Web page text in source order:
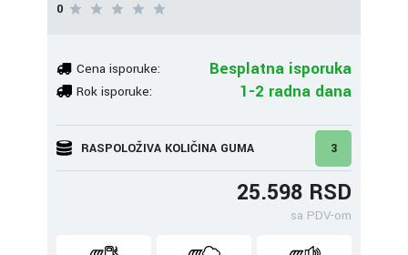
0
Cena isporuke: Besplatna isporuka
Rok isporuke: 1-2 radna dana
RASPOLOŽIVA KOLIČINA GUMA 3
25.598 RSD
sa PDV-om